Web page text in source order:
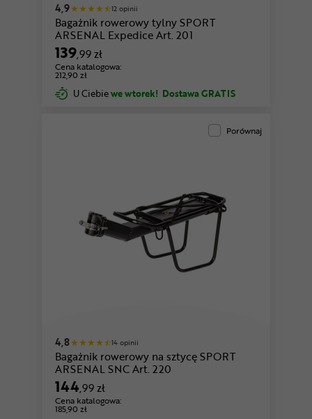
4,9 12 opinii
Bagażnik rowerowy tylny SPORT
ARSENAL Expedice Art. 201
139,99 zł
Cena katalogowa:
212,90 zł
U Ciebiewe wtorek! Dostawa GRATIS
Porównaj
4,8 14 opinii
Bagażnik rowerowy na sztycę SPORT
ARSENAL SNC Art. 220
144,99 zł
Cena katalogowa:
185,90 zł